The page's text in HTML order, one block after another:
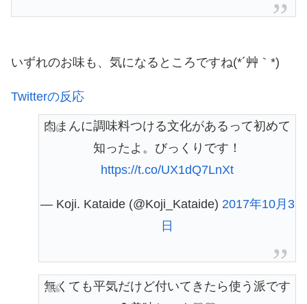
いずれのお味も、気になるところですね(*´艸｀*)
Twitterの反応
肉まんに調味料つける文化があるって初めて
知ったよ。びっくりです！
https://t.co/UX1dQ7LnXt
— Koji. Kataide (@Koji_Kataide) 2017年10月3
日
無くても平気だけど付いてきたら使う派です